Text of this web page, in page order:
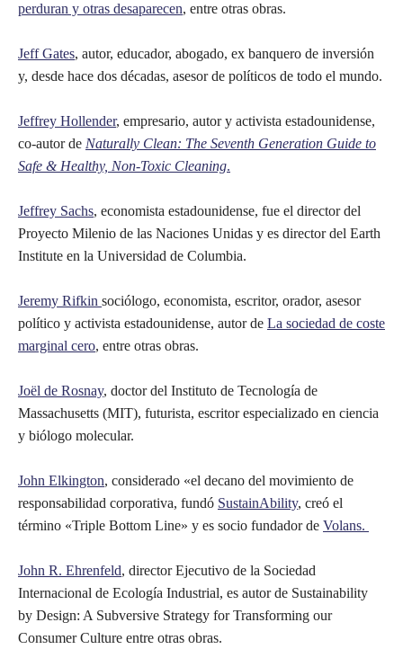
perduran y otras desaparecen, entre otras obras.
Jeff Gates, autor, educador, abogado, ex banquero de inversión
y, desde hace dos décadas, asesor de políticos de todo el mundo.
Jeffrey Hollender, empresario, autor y activista estadounidense,
co-autor de Naturally Clean: The Seventh Generation Guide to
Safe & Healthy, Non-Toxic Cleaning.
Jeffrey Sachs, economista estadounidense, fue el director del
Proyecto Milenio de las Naciones Unidas y es director del Earth
Institute en la Universidad de Columbia.
Jeremy Rifkin sociólogo, economista, escritor, orador, asesor
político y activista estadounidense, autor de La sociedad de coste
marginal cero, entre otras obras.
Joël de Rosnay, doctor del Instituto de Tecnología de
Massachusetts (MIT), futurista, escritor especializado en ciencia
y biólogo molecular.
John Elkington, considerado «el decano del movimiento de
responsabilidad corporativa, fundó SustainAbility, creó el
término «Triple Bottom Line» y es socio fundador de Volans.
John R. Ehrenfeld, director Ejecutivo de la Sociedad
Internacional de Ecología Industrial, es autor de Sustainability
by Design: A Subversive Strategy for Transforming our
Consumer Culture entre otras obras.